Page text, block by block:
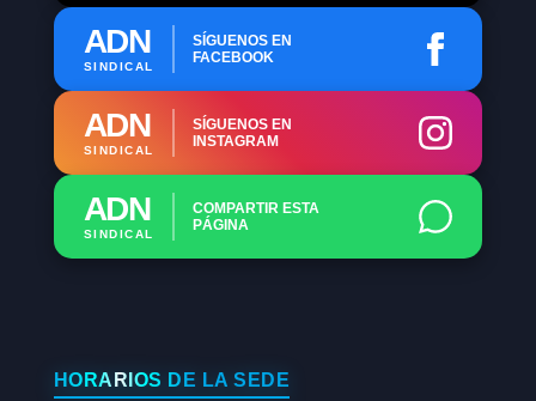
ADN
SINDICAL
SÍGUENOS EN
FACEBOOK
ADN
SINDICAL
SÍGUENOS EN
INSTAGRAM
ADN
SINDICAL
COMPARTIR ESTA
PÁGINA
HORARIOS DE LA SEDE